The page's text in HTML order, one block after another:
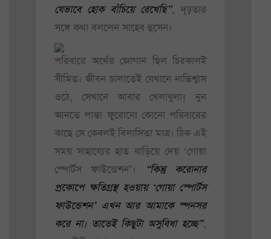
যেভাবে হোক বাঁচিয়ে রেখেছি”, দৃঢ়তার
সঙ্গে কথা বললেন সাহেব হুসেন।
পরিবারে অর্থের জোগান ছিল চিরকালই
সীমিত। জীবন চালাতেই যেখানে নাভিশ্বাস
ওঠে, সেখানে আবার খেলাধুলা! নুন
আনতে পান্তা ফুরোনো কোনো পরিবারের
কাছে সে কেবলই বিলাসিতা মাত্র। ঠিক এই
সময় সাহায্যের হাত বাড়িয়ে দেয় ‘গোয়া
স্পোর্টস ফাউন্ডেশন’।
“কিন্তু করোনার
প্রকোপে ক্ষতিগ্রস্থ হওয়ায় ‘গোয়া স্পোর্টস
ফাউন্ডেশন’ এখন আর আমাকে স্পনসর
করে না। তাতেই কিছুটা অসুবিধা হচ্ছে”,